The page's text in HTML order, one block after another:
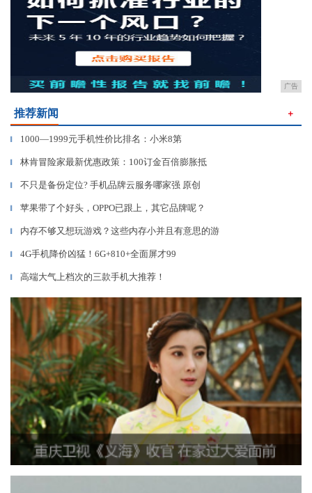
广告
推荐新闻 ＋
▎ 1000—1999元手机性价比排名：小米8第
▎ 林肯冒险家最新优惠政策：100订金百倍膨胀抵
▎ 不只是备份定位? 手机品牌云服务哪家强 原创
▎ 苹果带了个好头，OPPO已跟上，其它品牌呢？
▎ 内存不够又想玩游戏？这些内存小并且有意思的游
▎ 4G手机降价凶猛！6G+810+全面屏才99
▎ 高端大气上档次的三款手机大推荐！